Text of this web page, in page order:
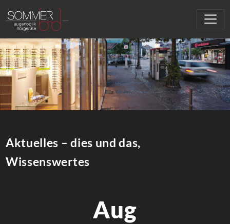
Aktuelles – dies und das,
Wissenswertes
Aug